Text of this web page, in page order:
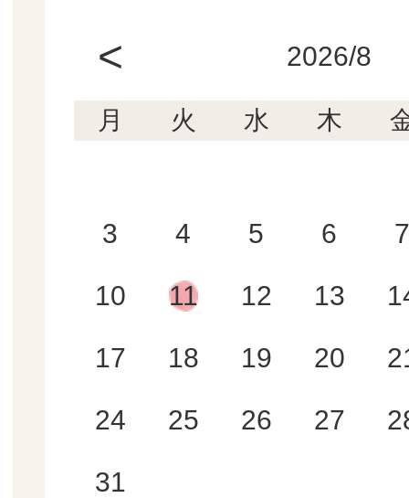
< 2026/8
月 火 水 木
3 4 5 6 7
10 11 12 13
17 18 19 20
24 25 26 27
31